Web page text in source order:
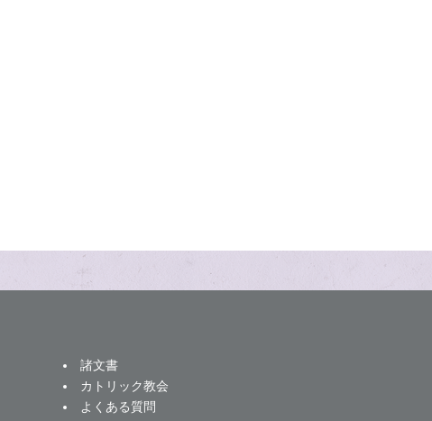
諸文書
カトリック教会
よくある質問